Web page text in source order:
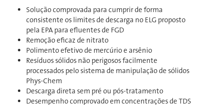
Solução comprovada para cumprir de forma
consistente os limites de descarga no ELG proposto
pela EPA para efluentes de FGD
Remoção eficaz de nitrato
Polimento efetivo de mercúrio e arsênio
Resíduos sólidos não perigosos facilmente
processados pelo sistema de manipulação de sólidos
Phys-Chem
Descarga direta sem pré ou pós-tratamento
Desempenho comprovado em concentrações de TDS